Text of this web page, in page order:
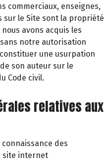
commerciaux, enseignes,
sur le Site sont la propriété
avons acquis les
notre autorisation
une usurpation
son auteur sur le
Code civil.
relatives aux
des
site internet